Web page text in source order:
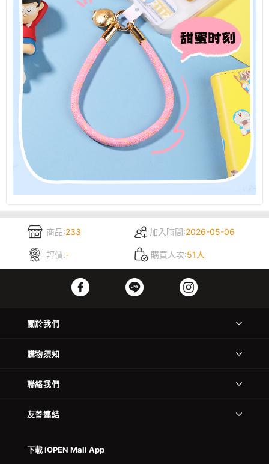
商品:233 加入時間:2026-05-06
評價:- 購買人次:51人
關於我們
購物須知
聯絡我們
友善連結
下載 iOPEN Mall App